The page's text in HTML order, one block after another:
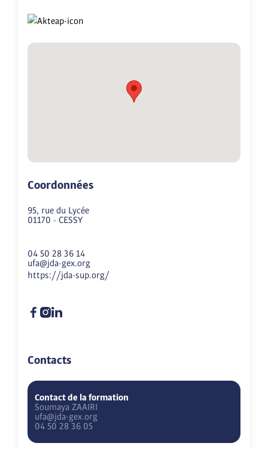
Coordonnées
95, rue du Lycée
01170 - CESSY
04 50 28 36 14
ufa@jda-gex.org
https://jda-sup.org/
Contacts
Contact de la formation
Soumaya ZAAIRI
ufa@jda-gex.org
04 50 28 36 05